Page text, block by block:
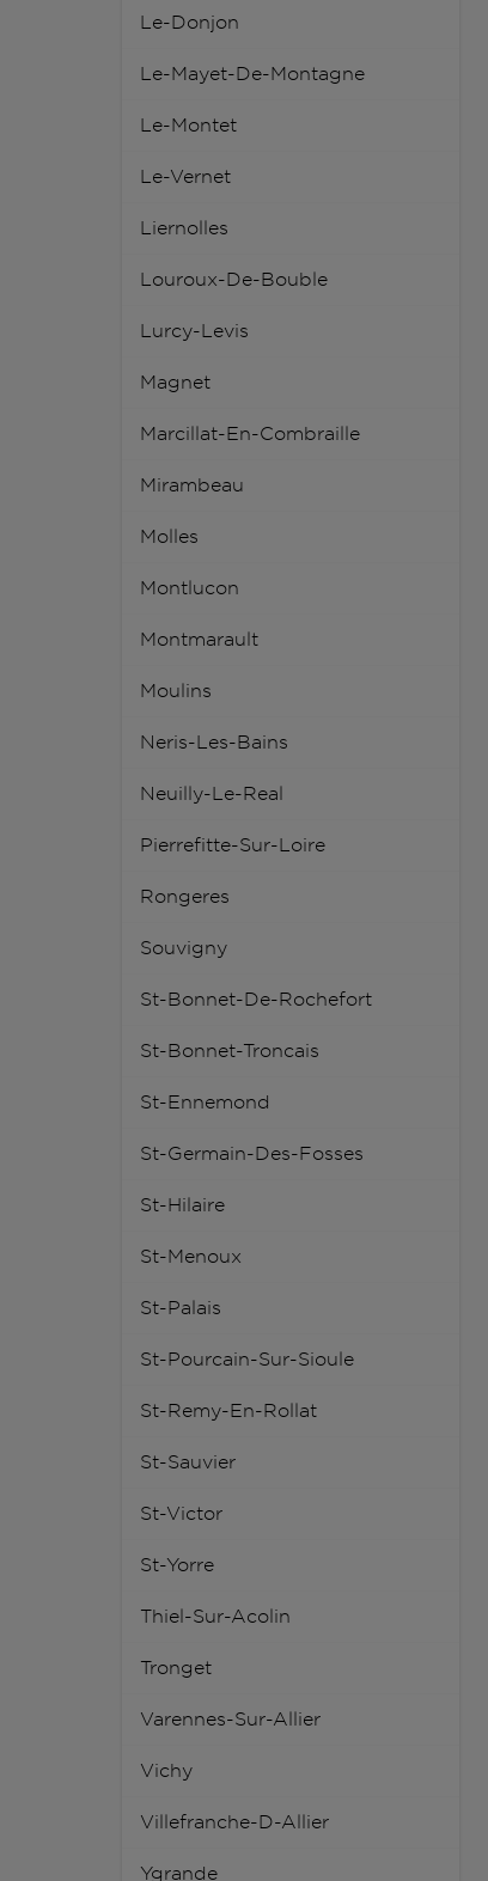
Le-Donjon
Le-Mayet-De-Montagne
Le-Montet
Le-Vernet
Liernolles
Louroux-De-Bouble
Lurcy-Levis
Magnet
Marcillat-En-Combraille
Mirambeau
Molles
Montlucon
Montmarault
Moulins
Neris-Les-Bains
Neuilly-Le-Real
Pierrefitte-Sur-Loire
Rongeres
Souvigny
St-Bonnet-De-Rochefort
St-Bonnet-Troncais
St-Ennemond
St-Germain-Des-Fosses
St-Hilaire
St-Menoux
St-Palais
St-Pourcain-Sur-Sioule
St-Remy-En-Rollat
St-Sauvier
St-Victor
St-Yorre
Thiel-Sur-Acolin
Tronget
Varennes-Sur-Allier
Vichy
Villefranche-D-Allier
Ygrande